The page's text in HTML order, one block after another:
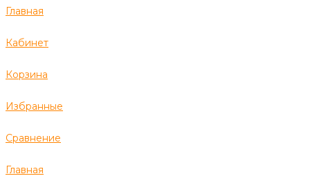
Главная
Кабинет
Корзина
Избранные
Сравнение
Главная